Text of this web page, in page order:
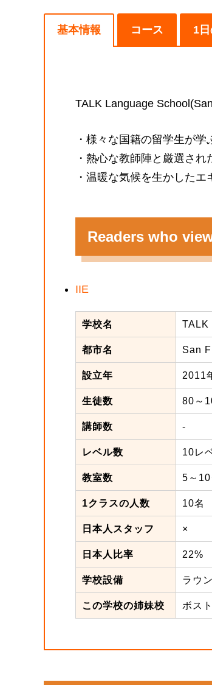
基本情報 コース 1
TALK Language
・様々な国籍の留学生が学
・熱心な教師陣と厳選さ
・温暖な気候を生かした
Readers who
IIE
学校名 TALK
都市名 San
設立年 2011
生徒数 80～
講師数 -
レベル数 10レ
教室数 5～10
1クラスの人数 10名
日本人スタッフ ×
日本人比率 22%
学校設備 ラウ
この学校の姉妹校 ボス